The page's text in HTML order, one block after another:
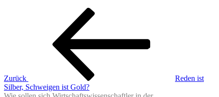
Beitragsnavigation
Zurück
Reden ist
Silber, Schweigen ist Gold?